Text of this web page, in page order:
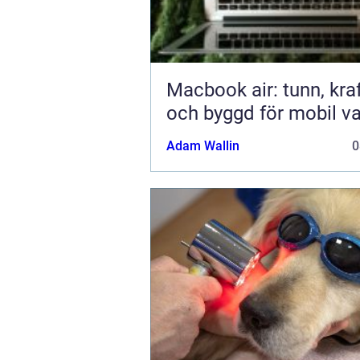
Macbook air: tunn,
och byggd för mobil
Adam Wallin